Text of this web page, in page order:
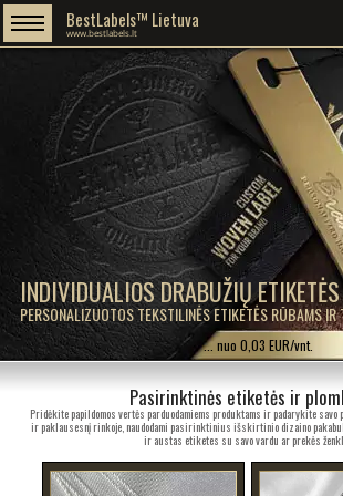
INDIVIDUALIOS DRABUŽIŲ ETIKETĖS
PERSONALIZUOTOS TEKSTILINĖS ETIKETĖS RŪBAMS IR
BestLabels™ Lietuva
www.bestlabels.lt
... nuo 0,03 EUR/vnt.
Pasirinktinės etiketės ir
Pridėkite papildomos vertės parduodamiems produktams ir padarykite savo
ir paklausesnį rinkoje, naudodami pasirinktinius išskirtinio dizaino
ir austas etiketes su savo vardu ar prekės